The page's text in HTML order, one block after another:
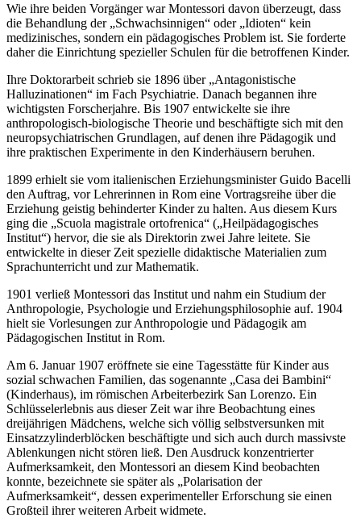
Wie ihre beiden Vorgänger war Montessori davon überzeugt, dass
die Behandlung der „Schwachsinnigen“ oder „Idioten“ kein
medizinisches, sondern ein pädagogisches Problem ist. Sie forderte
daher die Einrichtung spezieller Schulen für die betroffenen Kinder.
Ihre Doktorarbeit schrieb sie 1896 über „Antagonistische
Halluzinationen“ im Fach Psychiatrie. Danach begannen ihre
wichtigsten Forscherjahre. Bis 1907 entwickelte sie ihre
anthropologisch-biologische Theorie und beschäftigte sich mit den
neuropsychiatrischen Grundlagen, auf denen ihre Pädagogik und
ihre praktischen Experimente in den Kinderhäusern beruhen.
1899 erhielt sie vom italienischen Erziehungsminister Guido Bacelli
den Auftrag, vor Lehrerinnen in Rom eine Vortragsreihe über die
Erziehung geistig behinderter Kinder zu halten. Aus diesem Kurs
ging die „Scuola magistrale ortofrenica“ („Heilpädagogisches
Institut“) hervor, die sie als Direktorin zwei Jahre leitete. Sie
entwickelte in dieser Zeit spezielle didaktische Materialien zum
Sprachunterricht und zur Mathematik.
1901 verließ Montessori das Institut und nahm ein Studium der
Anthropologie, Psychologie und Erziehungsphilosophie auf. 1904
hielt sie Vorlesungen zur Anthropologie und Pädagogik am
Pädagogischen Institut in Rom.
Am 6. Januar 1907 eröffnete sie eine Tagesstätte für Kinder aus
sozial schwachen Familien, das sogenannte „Casa dei Bambini“
(Kinderhaus), im römischen Arbeiterbezirk San Lorenzo. Ein
Schlüsselerlebnis aus dieser Zeit war ihre Beobachtung eines
dreijährigen Mädchens, welche sich völlig selbstversunken mit
Einsatzzylinderblöcken beschäftigte und sich auch durch massivste
Ablenkungen nicht stören ließ. Den Ausdruck konzentrierter
Aufmerksamkeit, den Montessori an diesem Kind beobachten
konnte, bezeichnete sie später als „Polarisation der
Aufmerksamkeit“, dessen experimenteller Erforschung sie einen
Großteil ihrer weiteren Arbeit widmete.